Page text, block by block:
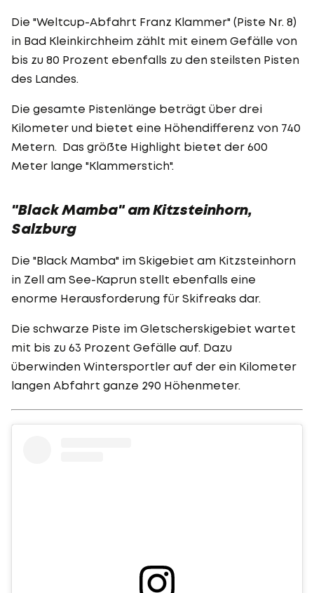
Die "Weltcup-Abfahrt Franz Klammer" (Piste Nr. 8)
in Bad Kleinkirchheim zählt mit einem Gefälle von
bis zu 80 Prozent ebenfalls zu den steilsten Pisten
des Landes.
Die gesamte Pistenlänge beträgt über drei
Kilometer und bietet eine Höhendifferenz von 740
Metern. Das größte Highlight bietet der 600
Meter lange "Klammerstich".
"Black Mamba" am Kitzsteinhorn,
Salzburg
Die "Black Mamba" im Skigebiet am Kitzsteinhorn
in Zell am See-Kaprun stellt ebenfalls eine
enorme Herausforderung für Skifreaks dar.
Die schwarze Piste im Gletscherskigebiet wartet
mit bis zu 63 Prozent Gefälle auf. Dazu
überwinden Wintersportler auf der ein Kilometer
langen Abfahrt ganze 290 Höhenmeter.